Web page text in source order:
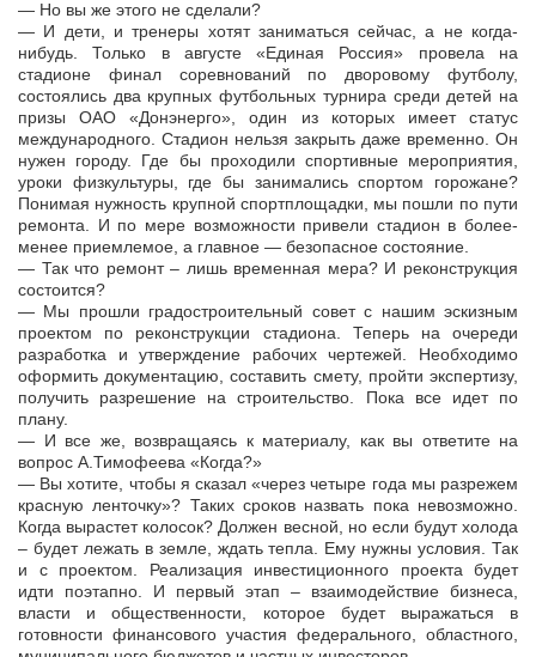
— Но вы же этого не сделали?
— И дети, и тренеры хотят заниматься сейчас, а не когда-
нибудь. Только в августе «Единая Россия» провела на
стадионе финал соревнований по дворовому футболу,
состоялись два крупных футбольных турнира среди детей на
призы ОАО «Донэнерго», один из которых имеет статус
международного. Стадион нельзя закрыть даже временно. Он
нужен городу. Где бы проходили спортивные мероприятия,
уроки физкультуры, где бы занимались спортом горожане?
Понимая нужность крупной спортплощадки, мы пошли по пути
ремонта. И по мере возможности привели стадион в более-
менее приемлемое, а главное — безопасное состояние.
— Так что ремонт – лишь временная мера? И реконструкция
состоится?
— Мы прошли градостроительный совет с нашим эскизным
проектом по реконструкции стадиона. Теперь на очереди
разработка и утверждение рабочих чертежей. Необходимо
оформить документацию, составить смету, пройти экспертизу,
получить разрешение на строительство. Пока все идет по
плану.
— И все же, возвращаясь к материалу, как вы ответите на
вопрос А.Тимофеева «Когда?»
— Вы хотите, чтобы я сказал «через четыре года мы разрежем
красную ленточку»? Таких сроков назвать пока невозможно.
Когда вырастет колосок? Должен весной, но если будут холода
– будет лежать в земле, ждать тепла. Ему нужны условия. Так
и с проектом. Реализация инвестиционного проекта будет
идти поэтапно. И первый этап – взаимодействие бизнеса,
власти и общественности, которое будет выражаться в
готовности финансового участия федерального, областного,